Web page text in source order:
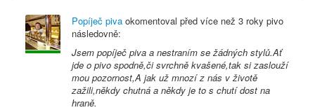
Popíječ piva okomentoval před více než 3 roky pivo
následovně:
Jsem popíječ piva a nestraním se žádných stylů.Ať
jde o pivo spodně,či svrchně kvašené,tak si zaslouží
mou pozornost,A jak už mnozí z nás v životě
zažili,někdy chutná a někdy je to s chutí dost na
hraně.